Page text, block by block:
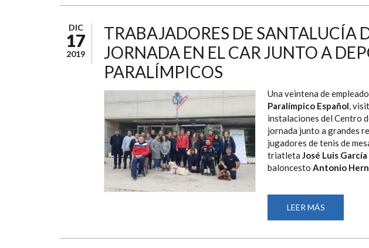
CAMPAÑA
PARA
LOS
20’
SU
DEPORTE
Y
LOS
DIC
17
2019
TRABAJADORES DE SANTALUCÍA
JORNADA EN EL CAR JUNTO A
PARALÍMPICOS
Una veintena de
Paralímpico Español ,
instalaciones del Centro
jornada junto a grandes
jugadores de tenis de
triatleta José Luis García
baloncesto Antonio
LEER MÁS
DE